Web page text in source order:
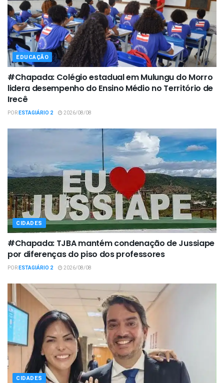
EDUCAÇÃO
#Chapada: Colégio estadual em Mulungu do Morro
lidera desempenho do Ensino Médio no Território de
Irecê
PORESTAGIÁRIO 2 2026/08/08
CIDADES
#Chapada: TJBA mantém condenação de Jussiape
por diferenças do piso dos professores
PORESTAGIÁRIO 2 2026/08/08
CIDADES